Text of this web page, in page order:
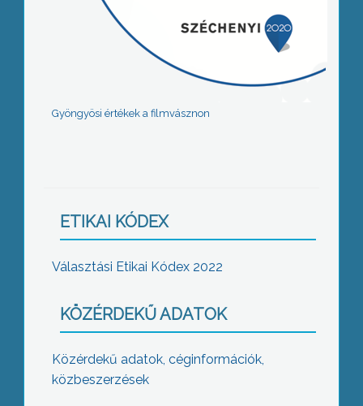
Gyöngyösi értékek a filmvásznon
ETIKAI KÓDEX
Választási Etikai Kódex 2022
KÖZÉRDEKŰ ADATOK
Közérdekű adatok, céginformációk,
közbeszerzések